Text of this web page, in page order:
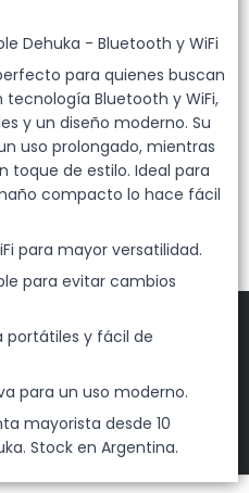
Dehuka - Bluetooth y WiFi
para quienes buscan
Bluetooth y WiFi,
y un diseño moderno. Su
uso prolongado, mientras
toque de estilo. Ideal para
compacto lo hace fácil
para mayor versatilidad.
para evitar cambios
portátiles y fácil de
para un uso moderno.
mayorista desde 10
Stock en Argentina.
FILTROS
© 2026